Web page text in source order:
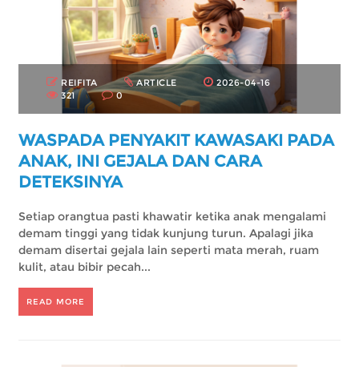
REIFITA ARTICLE
2026-04-16
321
0
WASPADA PENYAKIT KAWASAKI PADA
ANAK, INI GEJALA DAN CARA
DETEKSINYA
Setiap orangtua pasti khawatir ketika anak mengalami
demam tinggi yang tidak kunjung turun. Apalagi jika
demam disertai gejala lain seperti mata merah, ruam
kulit, atau bibir pecah...
READ MORE